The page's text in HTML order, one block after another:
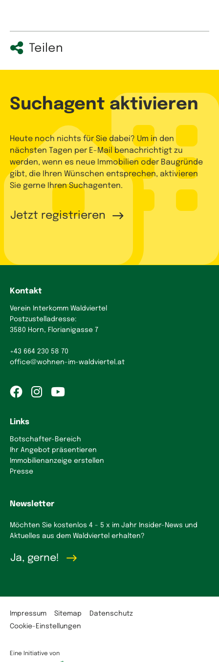
Teilen
Suchagent aktivieren
Heute noch nichts für Sie dabei? Um in den
nächsten Tagen per E-Mail benachrichtigt zu
werden, wenn es neue Immobilien oder Baugründe
gibt, die Ihren Wünschen entsprechen, aktivieren
Sie gerne Ihren Suchagenten.
Jetzt registrieren
Kontakt
Verein Interkomm Waldviertel
Postzustelladresse:
3580 Horn, Florianigasse 7
+43 664 230 58 70
office@wohnen-im-waldviertel.at
Links
Botschafter-Bereich
Ihr Angebot präsentieren
Immobilienanzeige erstellen
Presse
Newsletter
Möchten Sie kostenlos 4 - 5 x im Jahr Insider-News und
Aktuelles aus dem Waldviertel erhalten?
Ja, gerne!
Impressum Sitemap
Datenschutz
Cookie-Einstellungen
Eine Initiative von